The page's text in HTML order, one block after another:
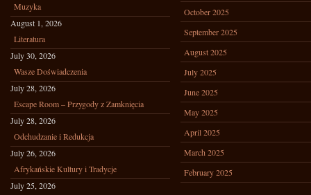
Muzyka
August 1, 2026
Literatura
July 30, 2026
Wasze Doświadczenia
July 28, 2026
Escape Room – Przygody z Zamknięcia
July 28, 2026
Odchudzanie i Redukcja
July 26, 2026
Afrykańskie Kultury i Tradycje
July 25, 2026
October 2025
September 2025
August 2025
July 2025
June 2025
May 2025
April 2025
March 2025
February 2025